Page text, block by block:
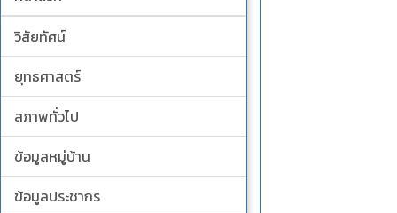
วิสัยทัศน์
ยุทธศาสตร์
สภาพทั่วไป
ข้อมูลหมู่บ้าน
ข้อมูลประชากร